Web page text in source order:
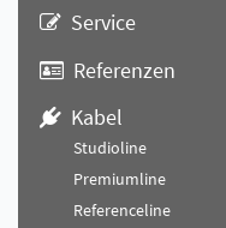
Service
Referenzen
Kabel
Studioline
Premiumline
Referenceline